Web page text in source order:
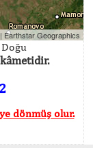
| Earthstar Geographics
dönmüş olur.